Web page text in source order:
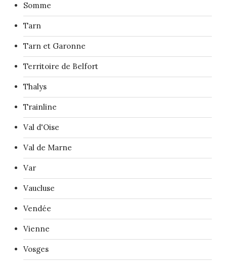
Somme
Tarn
Tarn et Garonne
Territoire de Belfort
Thalys
Trainline
Val d'Oise
Val de Marne
Var
Vaucluse
Vendée
Vienne
Vosges